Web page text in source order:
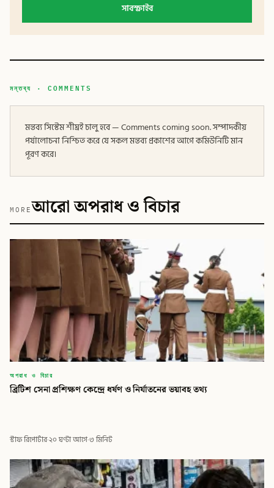
সাবস্ক্রাইব
মন্তব্য · COMMENTS
মন্তব্য সিস্টেম শীঘ্রই চালু হবে — Comments coming soon. সম্পাদকীয়
পর্যালোচনা নিশ্চিত করে যে সকল মন্তব্য প্রকাশের আগে কমিউনিটি মান
পূরণ করে।
MOREআরো অপরাধ ও বিচার
অপরাধ ও বিচার
ব্রিটিশ সেনা প্রশিক্ষণ কেন্দ্রে ধর্ষণ ও নির্যাতনের ভয়াবহ তথ্য
স্টাফ রিপোর্টার·২০ ঘণ্টা আগে·৩ মিনিট